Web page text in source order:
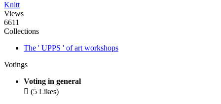
Knitt
Views
6611
Collections
The ' UPPS ' of art workshops
Votings
Voting in general
 (5 Likes)